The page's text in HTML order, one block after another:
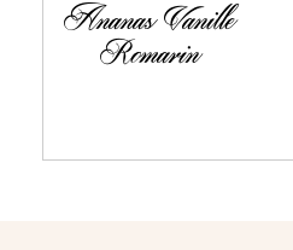
Ananas Vanille
Romarin